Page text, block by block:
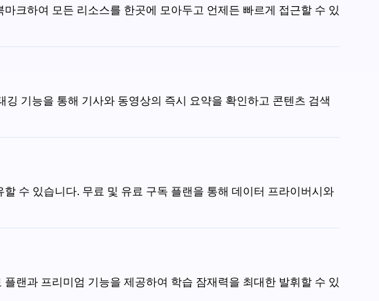
크하여 모든 리소스를 한곳에 모아두고 언제든 빠르게 접근할 수 있
기능을 통해 기사와 동영상의 즉시 요약을 확인하고 콘텐츠 검색
수 있습니다. 무료 및 유료 구독 플랜을 통해 데이터 프라이버시와
랜과 프리미엄 기능을 제공하여 학습 잠재력을 최대한 발휘할 수 있